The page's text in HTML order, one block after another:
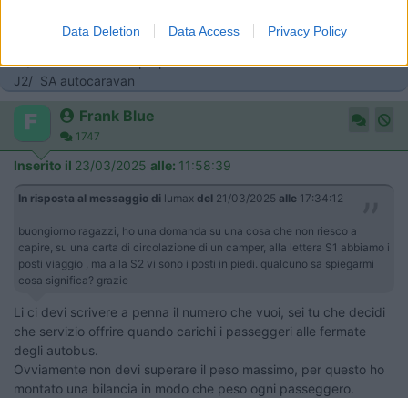
Data Deletion Data Access Privacy Policy
f2 /3500
J1/ autocaravan uso proprio
J2/ SA autocaravan
Frank Blue
1747
Inserito il 23/03/2025 alle: 11:58:39
In risposta al messaggio di lumax del 21/03/2025 alle 17:34:12
buongiorno ragazzi, ho una domanda su una cosa che non riesco a
capire, su una carta di circolazione di un camper, alla lettera S1 abbiamo i
posti viaggio , ma alla S2 vi sono i posti in piedi. qualcuno sa spiegarmi
cosa significa? grazie
Li ci devi scrivere a penna il numero che vuoi, sei tu che decidi
che servizio offrire quando carichi i passeggeri alle fermate
degli autobus.
Ovviamente non devi superare il peso massimo, per questo ho
montato una bilancia in modo che peso ogni passeggero.